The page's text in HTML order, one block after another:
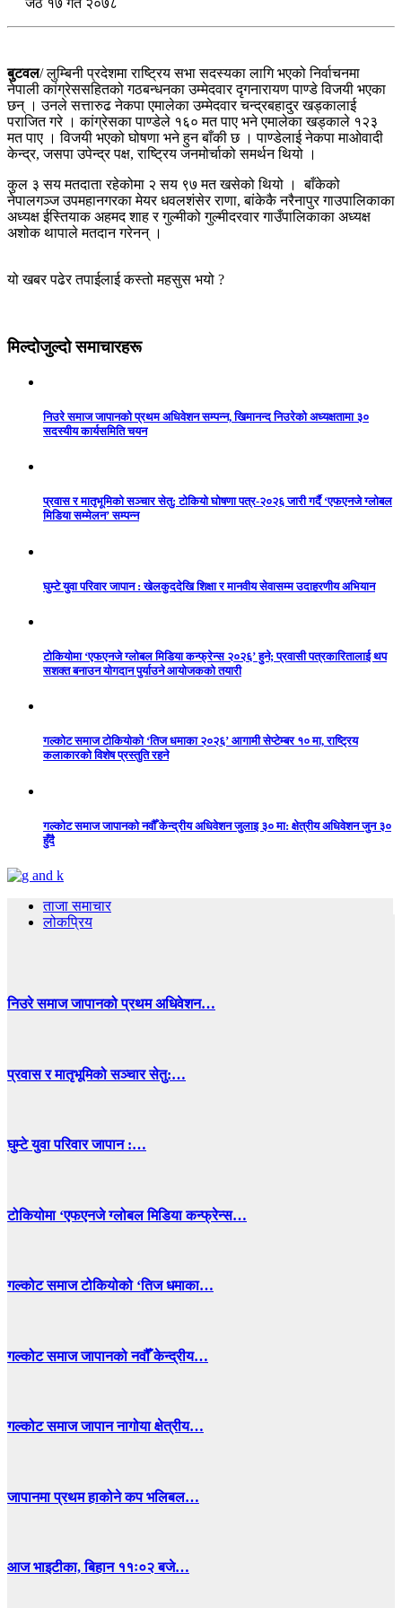
जेठ १७ गते २०७८
बुटवल/ लुम्बिनी प्रदेशमा राष्ट्रिय सभा सदस्यका लागि भएको निर्वाचनमा
नेपाली कांग्रेससहितको गठबन्धनका उम्‍मेदवार दृगनारायण पाण्डे विजयी भएका
छन् । उनले सत्तारुढ नेकपा एमालेका उम्‍मेदवार चन्द्रबहादुर खड्कालाई
पराजित गरे । कांग्रेसका पाण्‍डेले १६० मत पाए भने एमालेका खड्काले १२३
मत पाए । विजयी भएको घोषणा भने हुन बाँकी छ । पाण्डेलाई नेकपा माओवादी
केन्द्र, जसपा उपेन्द्र पक्ष, राष्ट्रिय जनमोर्चाको समर्थन थियो ।
कुल ३ सय मतदाता रहेकोमा २ सय ९७ मत खसेको थियो । बाँकेको
नेपालगञ्ज उपमहानगरका मेयर धवलशंसेर राणा, बांकेकै नरैनापुर गाउपालिकाका
अध्यक्ष ईस्तियाक अहमद शाह र गुल्मीको गुल्मीदरवार गाउँपालिकाका अध्यक्ष
अशोक थापाले मतदान गरेनन् ।
यो खबर पढेर तपाईलाई कस्तो महसुस भयो ?
मिल्दोजुल्दो समाचारहरू
निउरे समाज जापानको प्रथम अधिवेशन सम्पन्न, खिमानन्द निउरेको अध्यक्षतामा ३०
सदस्यीय कार्यसमिति चयन
प्रवास र मातृभूमिको सञ्चार सेतु: टोकियो घोषणा पत्र-२०२६ जारी गर्दै ‘एफएनजे ग्लोबल
मिडिया सम्मेलन’ सम्पन्न
घुम्टे युवा परिवार जापान : खेलकुददेखि शिक्षा र मानवीय सेवासम्म उदाहरणीय अभियान
टोकियोमा ‘एफएनजे ग्लोबल मिडिया कन्फ्रेन्स २०२६’ हुने; प्रवासी पत्रकारितालाई थप
सशक्त बनाउन योगदान पुर्याउने आयोजकको तयारी
गल्कोट समाज टोकियोको ‘तिज धमाका २०२६’ आगामी सेप्टेम्बर १० मा, राष्ट्रिय
कलाकारको विशेष प्रस्तुति रहने
गल्कोट समाज जापानको नवौँ केन्द्रीय अधिवेशन जुलाइ ३० मा: क्षेत्रीय अधिवेशन जुन ३०
हुँदै
ताजा समाचार
लोकप्रिय
निउरे समाज जापानको प्रथम अधिवेशन…
प्रवास र मातृभूमिको सञ्चार सेतु:…
घुम्टे युवा परिवार जापान :…
टोकियोमा ‘एफएनजे ग्लोबल मिडिया कन्फ्रेन्स…
गल्कोट समाज टोकियोको ‘तिज धमाका…
गल्कोट समाज जापानको नवौँ केन्द्रीय…
गल्कोट समाज जापान नागोया क्षेत्रीय…
जापानमा प्रथम हाकोने कप भलिबल…
आज भाइटीका, बिहान ११ः०२ बजे…